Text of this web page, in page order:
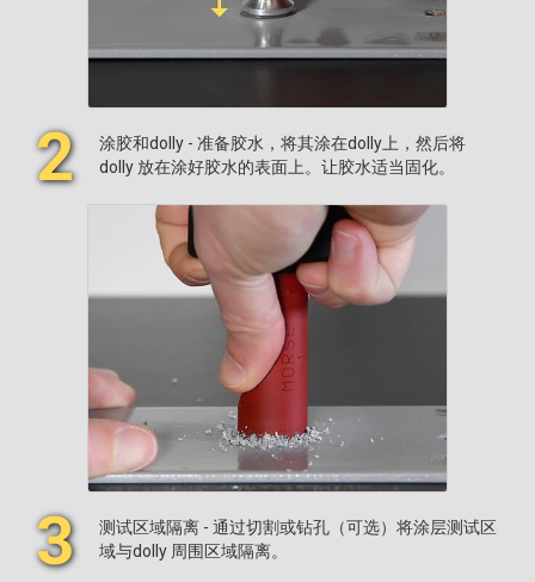
2
涂胶和dolly - 准备胶水，将其涂在dolly上，然后将
dolly 放在涂好胶水的表面上。让胶水适当固化。
3
测试区域隔离 - 通过切割或钻孔（可选）将涂层测试区
域与dolly 周围区域隔离。